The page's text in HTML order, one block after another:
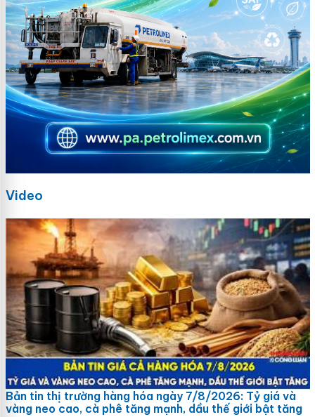
Video
Bản tin thị trường hàng hóa ngày 7/8/2026: Tỷ giá và
vàng neo cao, cà phê tăng mạnh, dầu thế giới bật tăng